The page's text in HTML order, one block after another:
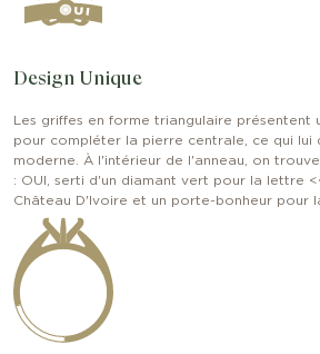
Design Unique
Les griffes en forme triangulaire présentent
pour compléter la pierre centrale, ce qui lui
moderne. À l'intérieur de l'anneau, on
: OUI, serti d'un diamant vert pour la lettre
Château D'lvoire et un porte-bonheur pour